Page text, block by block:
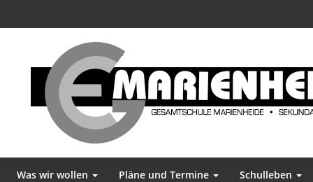
Was wir wollen Pläne und Termine Schulleben